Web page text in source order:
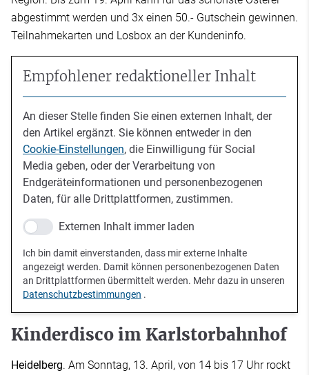
abgestimmt werden und 3x einen 50.- Gutschein gewinnen.
Teilnahmekarten und Losbox an der Kundeninfo.
Empfohlener redaktioneller Inhalt
An dieser Stelle finden Sie einen externen Inhalt, der
den Artikel ergänzt. Sie können entweder in den
Cookie-Einstellungen, die Einwilligung für Social
Media geben, oder der Verarbeitung von
Endgeräteinformationen und personenbezogenen
Daten, für alle Drittplattformen, zustimmen.
Externen Inhalt immer laden
Ich bin damit einverstanden, dass mir externe Inhalte
angezeigt werden. Damit können personenbezogenen Daten
an Drittplattformen übermittelt werden. Mehr dazu in unseren
Datenschutzbestimmungen .
Kinderdisco im Karlstorbahnhof
Heidelberg. Am Sonntag, 13. April, von 14 bis 17 Uhr rockt